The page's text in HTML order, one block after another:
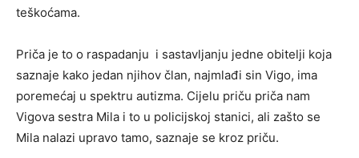
teškoćama.
Priča je to o raspadanju i sastavljanju jedne obitelji koja
saznaje kako jedan njihov član, najmlađi sin Vigo, ima
poremećaj u spektru autizma. Cijelu priču priča nam
Vigova sestra Mila i to u policijskoj stanici, ali zašto se
Mila nalazi upravo tamo, saznaje se kroz priču.